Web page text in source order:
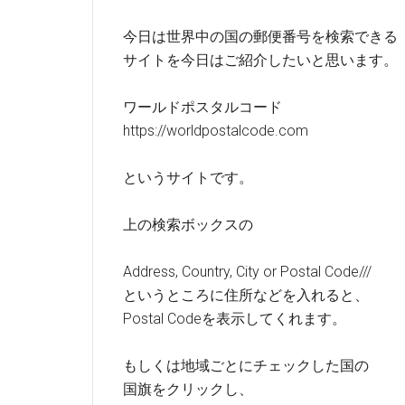
今日は世界中の国の郵便番号を検索できる
サイトを今日はご紹介したいと思います。
ワールドポスタルコード
https://worldpostalcode.com
というサイトです。
上の検索ボックスの
Address, Country, City or Postal Code///
というところに住所などを入れると、
Postal Codeを表示してくれます。
もしくは地域ごとにチェックした国の
国旗をクリックし、